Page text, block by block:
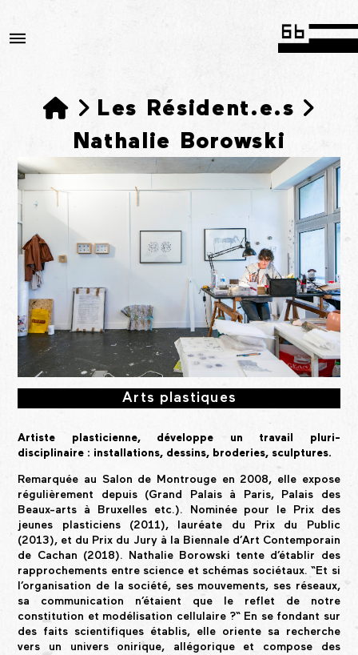
Accueil
Les Résident.e.s
Nathalie Borowski
Arts plastiques
Artiste plasticienne, développe un travail pluri-
disciplinaire : installations, dessins, broderies, sculptures.
Remarquée au Salon de Montrouge en 2008, elle expose
régulièrement depuis (Grand Palais à Paris, Palais des
Beaux-arts à Bruxelles etc.). Nominée pour le Prix des
jeunes plasticiens (2011), lauréate du Prix du Public
(2013), et du Prix du Jury à la Biennale d’Art Contemporain
de Cachan (2018). Nathalie Borowski tente d’établir des
rapprochements entre science et schémas sociétaux. “Et si
l’organisation de la société, ses mouvements, ses réseaux,
sa communication n’étaient que le reflet de notre
constitution et modélisation cellulaire ?“ En se fondant sur
des faits scientifiques établis, elle oriente sa recherche
vers un univers onirique, allégorique et compose des